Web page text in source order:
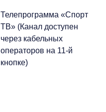
Телепрограмма «Спорт
ТВ» (Канал доступен
через кабельных
операторов на 11-й
кнопке)